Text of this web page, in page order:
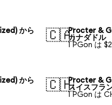
から
🇨🇦Procter &
カナダドル
1 PGon は
から
🇨🇭Procter &
スイスフラ
1 PGon は